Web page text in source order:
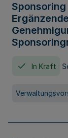
In Kraft